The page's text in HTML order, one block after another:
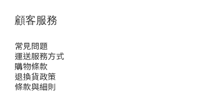
顧客服務
常見問題
運送服務方式
購物條款
退換貨政策
條款與細則